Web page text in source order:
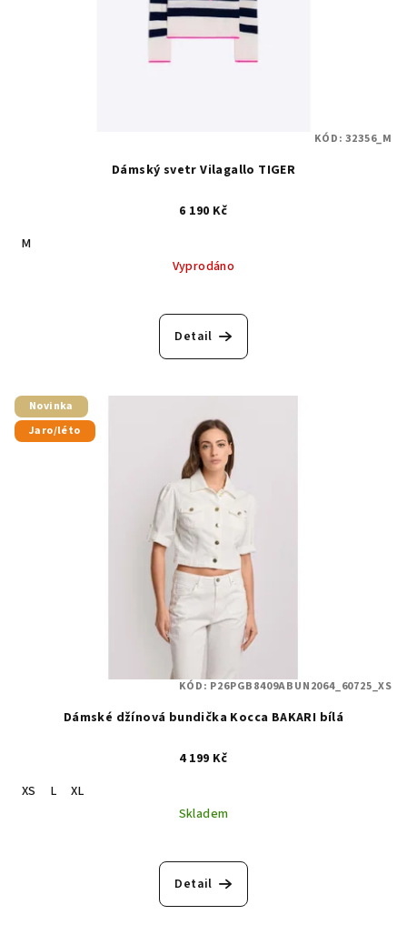
Dámský svetr Vilagallo TIGER
6 190 Kč
M
Vyprodáno
Detail
KÓD:32356_M
Novinka
Jaro/léto
Dámské džínová bundička Kocca BAKARI bílá
4 199 Kč
XS
L
XL
Skladem
Detail
KÓD: P26PGB8409ABUN2064_60725_XS